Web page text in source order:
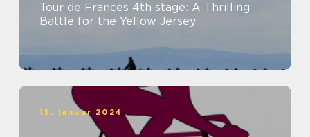
Tour de Frances 4th stage: A Thrilling
Battle for the Yellow Jersey
15. januar 2024